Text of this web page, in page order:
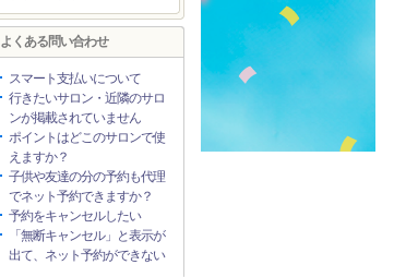
よくある問い合わせ
スマート支払いについて
行きたいサロン・近隣のサロ
ンが掲載されていません
ポイントはどこのサロンで使
えますか？
子供や友達の分の予約も代理
でネット予約できますか？
予約をキャンセルしたい
「無断キャンセル」と表示が
出て、ネット予約ができない